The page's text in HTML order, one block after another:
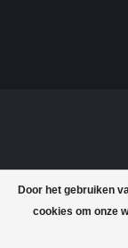
Door het gebruiken
cookies om onze
© Copyright